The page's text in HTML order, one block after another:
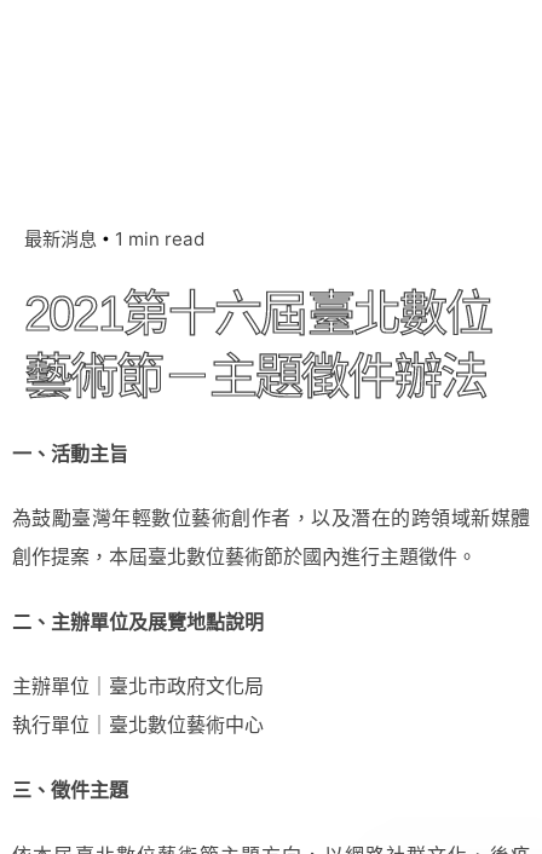
最新消息 1 min read
2021第十六屆臺北數位
藝術節－主題徵件辦法
一、活動主旨
為鼓勵臺灣年輕數位藝術創作者，以及潛在的跨領域新媒體
創作提案，本屆臺北數位藝術節於國內進行主題徵件。
二、主辦單位及展覽地點說明
主辦單位｜臺北市政府文化局
執行單位｜臺北數位藝術中心
三、徵件主題